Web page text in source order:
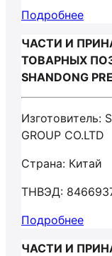
Подробнее
ЧАСТИ И
ТОВАРНЫХ
SHANDONG
Изготовитель:
GROUP CO.LTD
Страна: Китай
ТНВЭД:
Подробнее
ЧАСТИ И